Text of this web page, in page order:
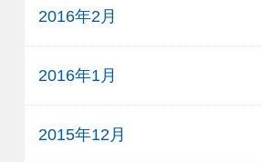
2016年2月
2016年1月
2015年12月